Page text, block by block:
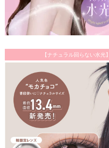
【ナチュラル回らない水光